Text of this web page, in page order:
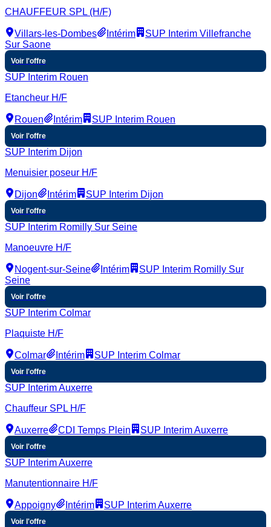
CHAUFFEUR SPL (H/F)
Villars-les-Dombes Intérim
SUP Interim Villefranche
Sur Saone
Voir l'offre
SUP Interim Rouen
Etancheur H/F
Rouen Intérim SUP Interim Rouen
Voir l'offre
SUP Interim Dijon
Menuisier poseur H/F
Dijon Intérim SUP Interim Dijon
Voir l'offre
SUP Interim Romilly Sur Seine
Manoeuvre H/F
Nogent-sur-Seine Intérim
SUP Interim Romilly Sur
Seine
Voir l'offre
SUP Interim Colmar
Plaquiste H/F
Colmar Intérim SUP Interim Colmar
Voir l'offre
SUP Interim Auxerre
Chauffeur SPL H/F
Auxerre CDI Temps Plein SUP Interim Auxerre
Voir l'offre
SUP Interim Auxerre
Manutentionnaire H/F
Appoigny Intérim SUP Interim Auxerre
Voir l'offre